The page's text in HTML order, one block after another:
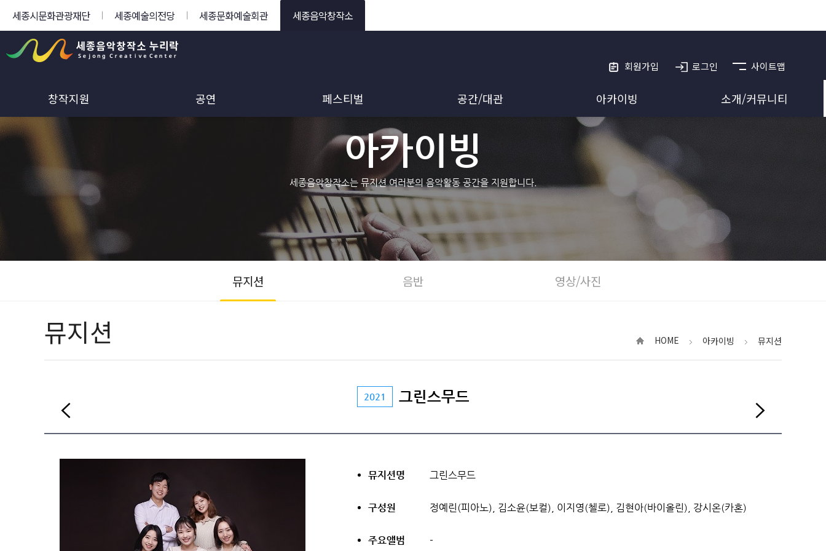
세종시문화관광재단 세종예술의전당 세종문화예술회관 세종음악창작소
회원가입 로그인 사이트맵
창작지원 공연 페스티벌 공간/대관 아카이빙 소개/커뮤니티
아카이빙
세종음악창작소는 뮤지션 여러분의 음악활동 공간을 지원합니다.
뮤지션 음반 영상/사진
HOME 아카이빙 뮤지션
뮤지션
2021 그린스무드
뮤지션명 그린스무드
구성원 정예린(피아노), 김소윤(보컬), 이지영(첼로), 김현아(바이올린), 강시온(카혼)
주요앨범 -